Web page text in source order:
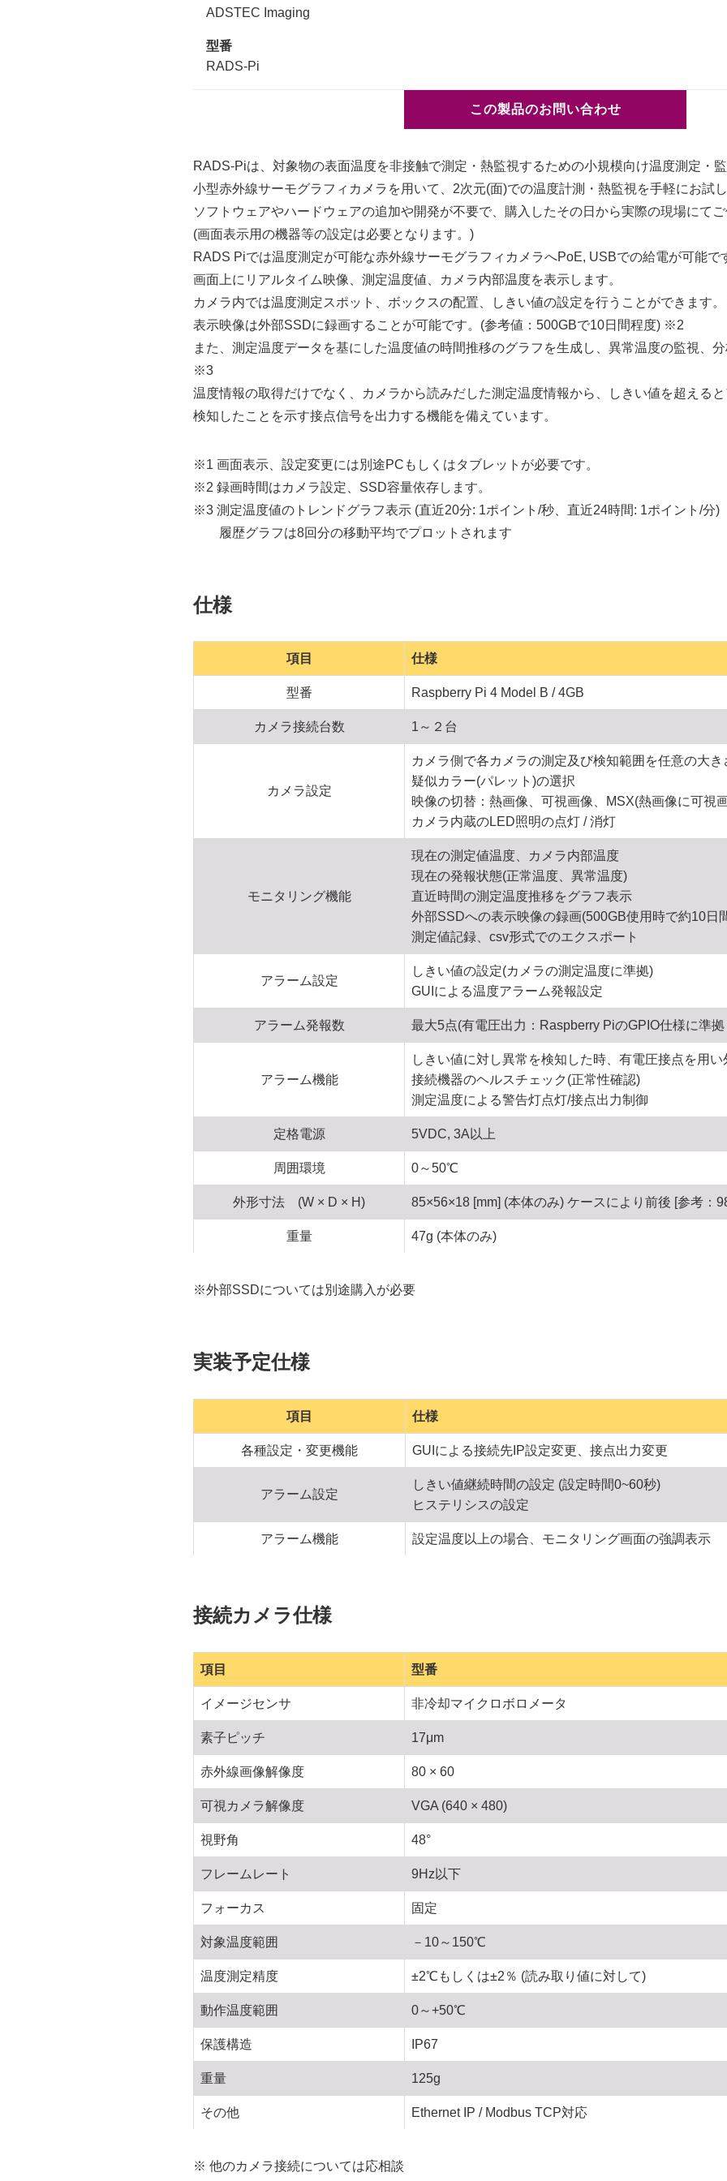
ADSTEC Imaging
型番
RADS-Pi
この製品のお問い合わせ
RADS-Piは、対象物の表面温度を非接触で測定・熱監視するための小規模向け温度測定・監
小型赤外線サーモグラフィカメラを用いて、2次元(面)での温度計測・熱監視を手軽にお試
ソフトウェアやハードウェアの追加や開発が不要で、購入したその日から実際の現場にてご
(画面表示用の機器等の設定は必要となります。)
RADS Piでは温度測定が可能な赤外線サーモグラフィカメラへPoE, USBでの給電が可能で
画面上にリアルタイム映像、測定温度値、カメラ内部温度を表示します。
カメラ内では温度測定スポット、ボックスの配置、しきい値の設定を行うことができます
表示映像は外部SSDに録画することが可能です。(参考値：500GBで10日間程度) ※2
また、測定温度データを基にした温度値の時間推移のグラフを生成し、異常温度の監視、分
※3
温度情報の取得だけでなく、カメラから読みだした測定温度情報から、しきい値を超える
検知したことを示す接点信号を出力する機能を備えています。
※1 画面表示、設定変更には別途PCもしくはタブレットが必要です。
※2 録画時間はカメラ設定、SSD容量依存します。
※3 測定温度値のトレンドグラフ表示 (直近20分: 1ポイント/秒、直近24時間: 1ポイント/分)
履歴グラフは8回分の移動平均でプロットされます
仕様
項目 仕様
型番 Raspberry Pi 4 Model B / 4GB
カメラ接続台数 1～２台
カメラ設定
カメラ側で各カメラの測定及び検知範囲を任意の大
疑似カラー(パレット)の選択
映像の切替：熱画像、可視画像、MSX(熱画像に可視
カメラ内蔵のLED照明の点灯 / 消灯
モニタリング機能
現在の測定値温度、カメラ内部温度
現在の発報状態(正常温度、異常温度)
直近時間の測定温度推移をグラフ表示
外部SSDへの表示映像の録画(500GB使用時で約10日
測定値記録、csv形式でのエクスポート
アラーム設定
しきい値の設定(カメラの測定温度に準拠)
GUIによる温度アラーム発報設定
アラーム発報数 最大5点(有電圧出力：Raspberry PiのGPIO仕様に準
アラーム機能
しきい値に対し異常を検知した時、有電圧接点を用
接続機器のヘルスチェック(正常性確認)
測定温度による警告灯点灯/接点出力制御
定格電源 5VDC, 3A以上
周囲環境 0～50℃
外形寸法 (W × D × H) 85×56×18 [mm] (本体のみ) ケースにより前後 [参考：
重量 47g (本体のみ)
※外部SSDについては別途購入が必要
実装予定仕様
項目 仕様
各種設定・変更機能 GUIによる接続先IP設定変更、接点出力変更
アラーム設定
しきい値継続時間の設定 (設定時間0~60秒)
ヒステリシスの設定
アラーム機能 設定温度以上の場合、モニタリング画面の強調表示
接続カメラ仕様
項目 型番
イメージセンサ 非冷却マイクロボロメータ
素子ピッチ 17μm
赤外線画像解像度 80 × 60
可視カメラ解像度 VGA (640 × 480)
視野角 48°
フレームレート 9Hz以下
フォーカス 固定
対象温度範囲 －10～150℃
温度測定精度 ±2℃もしくは±2％ (読み取り値に対して)
動作温度範囲 0～+50℃
保護構造 IP67
重量 125g
その他 Ethernet IP / Modbus TCP対応
※ 他のカメラ接続については応相談